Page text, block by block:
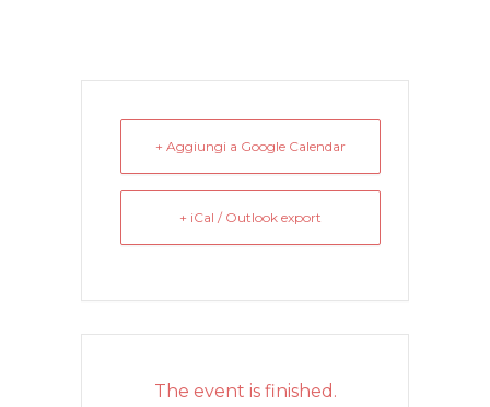
+ Aggiungi a Google Calendar
+ iCal / Outlook export
The event is finished.